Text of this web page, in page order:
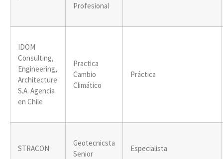
Profesional
IDOM
Consulting,
Engineering,
Architecture
S.A. Agencia
en Chile
Practica
Cambio
Climático
Práctica
STRACON
Geotecnicsta
Senior
Especialista